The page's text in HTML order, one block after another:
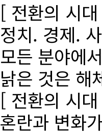
[ 전환의 시
정치. 경제.
모든 분야에서
낡은 것은 해
[ 전환의 시
혼란과 변화